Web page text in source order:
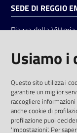
SEDE DI REGGIO
Piazza della
Tel.0522 7961
LinkedinFacebook
Usiamo i
Questo sito utilizza i
garantire un miglior
raccogliere
anche cookie di
profilazione puoi
'Impostazioni'. Per